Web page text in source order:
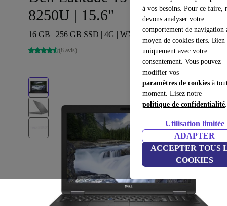
à vos besoins. Pour ce faire,
devons analyser votre
comportement de navigation
moyen de cookies tiers. Bien
uniquement avec votre
consentement. Vous pouvez
modifier vos
paramètres de cookies à
moment. Lisez notre
politique de confidentialité.
Utilisation limitée
ADAPTER
ACCEPTER TOUS
COOKIES
8250U | 15.6"
16 GB | 256 GB SSD | 4G | WXGA | Win 11 Pro | FR
(8 avis)